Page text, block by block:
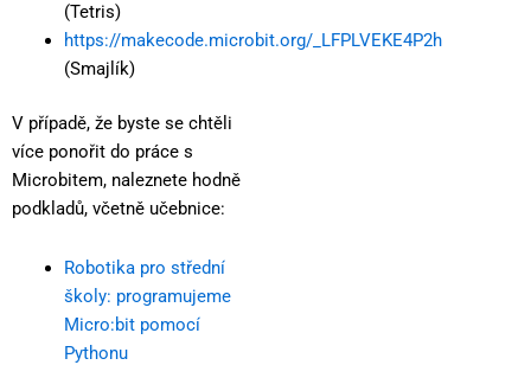
(Tetris)
https://makecode.microbit.org/_LFPLVEKE4P2h
(Smajlík)
V případě, že byste se chtěli
více ponořit do práce s
Microbitem, naleznete hodně
podkladů, včetně učebnice:
Robotika pro střední
školy: programujeme
Micro:bit pomocí
Pythonu